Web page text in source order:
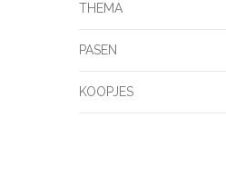
THEMA
PASEN
KOOPJES